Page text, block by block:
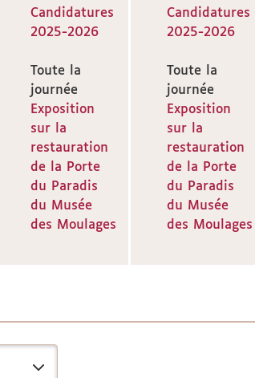
Candidatures
2025-2026
Toute la
journée
Exposition
sur la
restauration
de la Porte
du Paradis
du Musée
des Moulages
Candidatures
2025-2026
Toute la
journée
Exposition
sur la
restauration
de la Porte
du Paradis
du Musée
des Moulages